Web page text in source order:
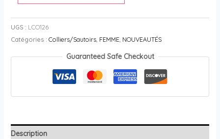
UGS : LCO126
Catégories : Colliers/Sautoirs, FEMME, NOUVEAUTÉS
Guaranteed Safe Checkout
Description